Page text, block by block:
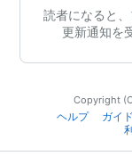
読者になると
更新通知を
Copyright
ヘルプ
ガイ